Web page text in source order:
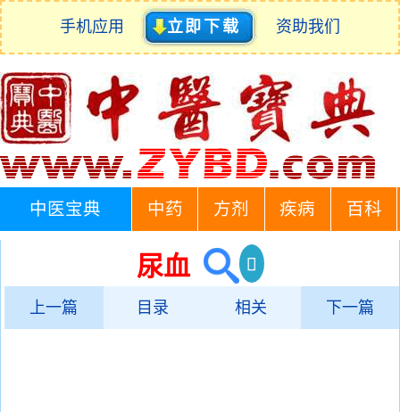
手机应用 立即下载 资助我们
中医宝典 中药 方剂 疾病 百科
尿血
上一篇 目录 相关 下一篇